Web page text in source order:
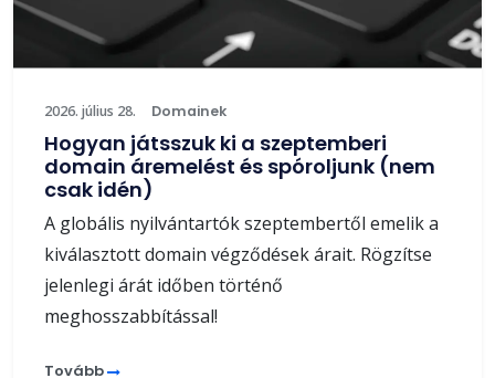
2026. július 28. Domainek
Hogyan játsszuk ki a szeptemberi
domain áremelést és spóroljunk (nem
csak idén)
A globális nyilvántartók szeptembertől emelik a
kiválasztott domain végződések árait. Rögzítse
jelenlegi árát időben történő
meghosszabbítással!
Tovább